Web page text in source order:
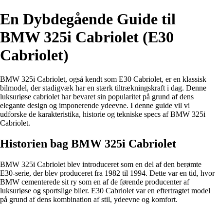
En Dybdegående Guide til
BMW 325i Cabriolet (E30
Cabriolet)
BMW 325i Cabriolet, også kendt som E30 Cabriolet, er en klassisk
bilmodel, der stadigvæk har en stærk tiltrækningskraft i dag. Denne
luksuriøse cabriolet har bevaret sin popularitet på grund af dens
elegante design og imponerende ydeevne. I denne guide vil vi
udforske de karakteristika, historie og tekniske specs af BMW 325i
Cabriolet.
Historien bag BMW 325i Cabriolet
BMW 325i Cabriolet blev introduceret som en del af den berømte
E30-serie, der blev produceret fra 1982 til 1994. Dette var en tid, hvor
BMW cementerede sit ry som en af de førende producenter af
luksuriøse og sportslige biler. E30 Cabriolet var en eftertragtet model
på grund af dens kombination af stil, ydeevne og komfort.